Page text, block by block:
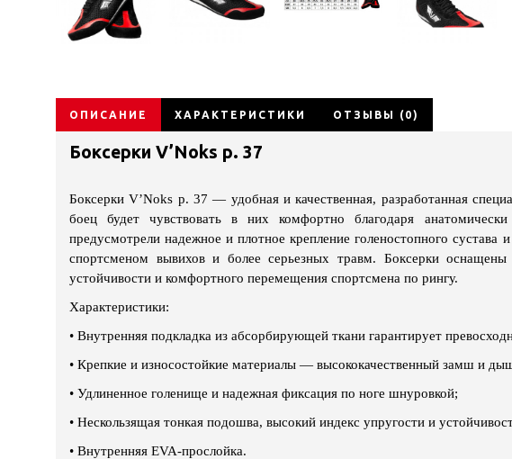
ОПИСАНИЕ ХАРАКТЕРИСТИКИ ОТЗЫВЫ (0)
Боксерки V’Noks р. 37
Боксерки V’Noks р. 37 — удобная и качественная, разработанная
боец будет чувствовать в них комфортно благодаря
предусмотрели надежное и плотное крепление голеностопного
спортсменом вывихов и более серьезных травм. Боксерки
устойчивости и комфортного перемещения спортсмена по рингу.
Характеристики:
• Внутренняя подкладка из абсорбирующей ткани гарантирует
• Крепкие и износостойкие материалы — высококачественный замш и
• Удлиненное голенище и надежная фиксация по ноге шнуровкой;
• Нескользящая тонкая подошва, высокий индекс упругости и
• Внутренняя EVA-прослойка.